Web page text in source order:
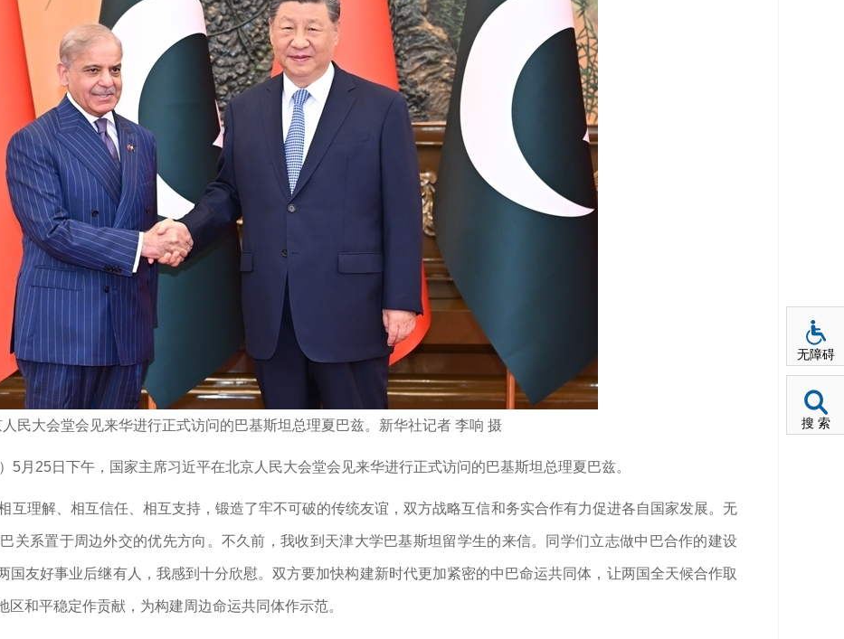
民大会堂会见来华进行正式访问的巴基斯坦总理夏巴兹。新华社记者 李响 摄
5月25日下午，国家主席习近平在北京人民大会堂会见来华进行正式访问的巴基斯坦总理夏巴兹。
互理解、相互信任、相互支持，锻造了牢不可破的传统友谊，双方战略互信和务实合作有力促进各自国家发展。无
关系置于周边外交的优先方向。不久前，我收到天津大学巴基斯坦留学生的来信。同学们立志做中巴合作的建设
国友好事业后继有人，我感到十分欣慰。双方要加快构建新时代更加紧密的中巴命运共同体，让两国全天候合作取
和平稳定作贡献，为构建周边命运共同体作示范。
无障碍
搜 索